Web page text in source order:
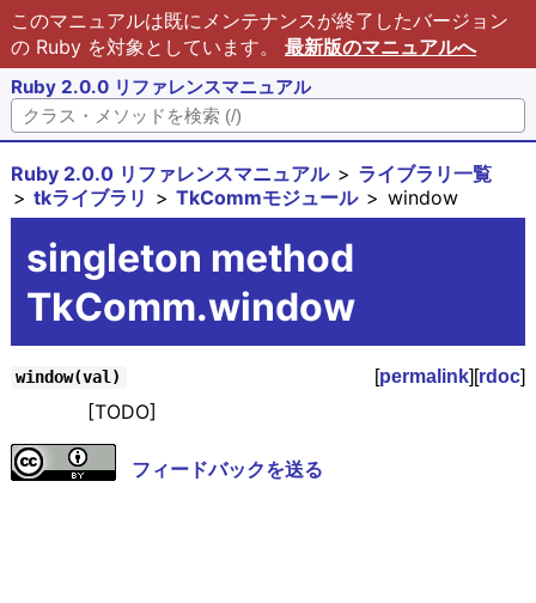
このマニュアルは既にメンテナンスが終了したバージョン
の Ruby を対象としています。 最新版のマニュアルへ
Ruby 2.0.0 リファレンスマニュアル
Ruby 2.0.0 リファレンスマニュアル
ライブラリ一覧
tkライブラリ
TkCommモジュール window
singleton method
TkComm.window
window(val) [permalink][rdoc]
[TODO]
フィードバックを送る